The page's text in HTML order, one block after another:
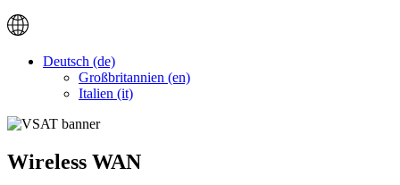
Deutsch (de)
Großbritannien (en)
Italien (it)
Wireless WAN